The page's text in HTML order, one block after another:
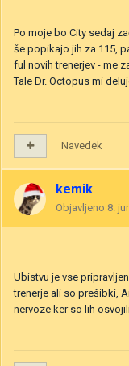
Po moje bo City sedaj
še popikajo jih za 115,
ful novih trenerjev - me
Tale Dr. Octopus mi
Navedek
kemik
Objavljeno 8.
Ubistvu je vse
trenerje ali so prešibki,
nervoze ker so lih